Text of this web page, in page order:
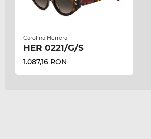
Carolina Herrera
HER 0221/G/S
1.087,16 RON